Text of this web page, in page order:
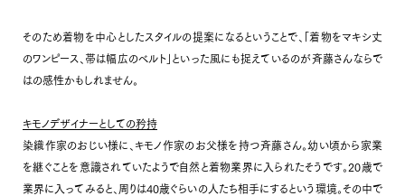
そのため着物を中心としたスタイルの提案になるということで、「着物をマキシ丈
のワンピース、帯は幅広のベルト」といった風にも捉えているのが斉藤さんならで
はの感性かもしれません。
キモノデザイナーとしての矜持
染織作家のおじい様に、キモノ作家のお父様を持つ斉藤さん。幼い頃から家業
を継ぐことを意識されていたようで自然と着物業界に入られたそうです。20歳で
業界に入ってみると、周りは40歳ぐらいの人たち相手にするという環境。その中で